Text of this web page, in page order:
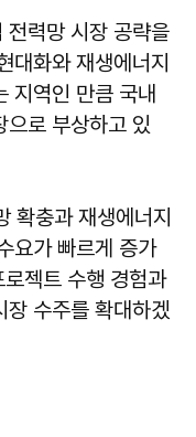
전력망 시장 공략을
대화와 재생에너지
지역인 만큼 국내
으로 부상하고 있
확충과 재생에너지
요가 빠르게 증가
젝트 수행 경험과
장 수주를 확대하겠